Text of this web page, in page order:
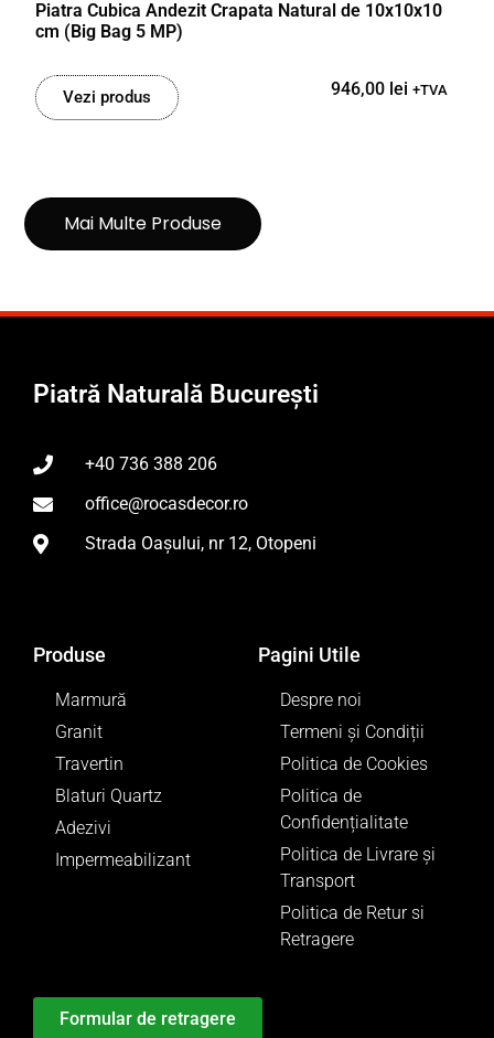
Piatra Cubica Andezit Crapata Natural de 10x10x10
cm (Big Bag 5 MP)
Vezi produs 946,00 lei +TVA
Mai Multe Produse
Piatră Naturală București
+40 736 388 206
office@rocasdecor.ro
Strada Oașului, nr 12, Otopeni
Produse
Marmură
Granit
Travertin
Blaturi Quartz
Adezivi
Impermeabilizant
Pagini Utile
Despre noi
Termeni și Condiții
Politica de Cookies
Politica de
Confidențialitate
Politica de Livrare și
Transport
Politica de Retur si
Retragere
Formular de retragere